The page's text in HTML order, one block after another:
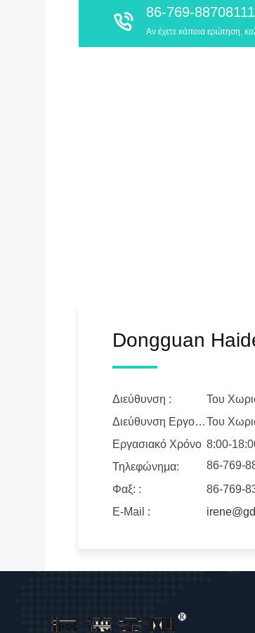
86-769-88708111
Αν έχετε κάποια ερώτηση,
Dongguan
Διεύθυνση :
Του
Διεύθυνση Εργοστασίου :Του
Εργασιακό Χρόνο 8:00-
Τηλεφώνημα:
86-769-
Φαξ: :
86-769-
Ε-Mail :